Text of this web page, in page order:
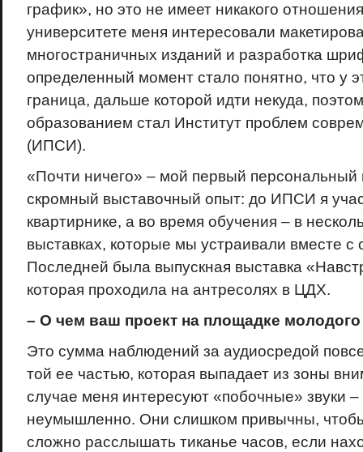
график», но это не имеет никакого
университете меня интересовали
многостраничных изданий и разработка
определенный момент стало понятно, что у
граница, дальше которой идти некуда,
образованием стал Институт проблем
(ИПСИ).
«Почти ничего» – мой первый персональный
скромный выставочный опыт: до ИПСИ я
квартирнике, а во время обучения – в
выставках, которые мы устраивали вместе с
Последней была выпускная выставка
которая проходила на антресолях в ЦДХ.
– О чем ваш проект на площадке молодого
Это сумма наблюдений за аудиосредой
той ее частью, которая выпадает из зоны
случае меня интересуют «побочные» звуки –
неумышленно. Они слишком привычны,
сложно расслышать тиканье часов, если